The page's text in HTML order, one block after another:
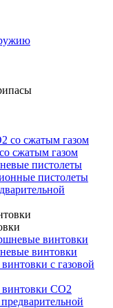
сжатым газом
пистолеты
пистолеты
винтовки
с газовой
CO2